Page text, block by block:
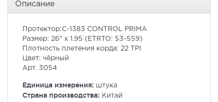
Описание
Протектор:C-1383 CONTROL PRIMA
Размер: 26" x 1.95 (ETRTO: 53-559)
Плотность плетения корда: 22 TPI
Цвет: чёрный
Арт. 3054
Единица измерения: штука
Страна производства: Китай